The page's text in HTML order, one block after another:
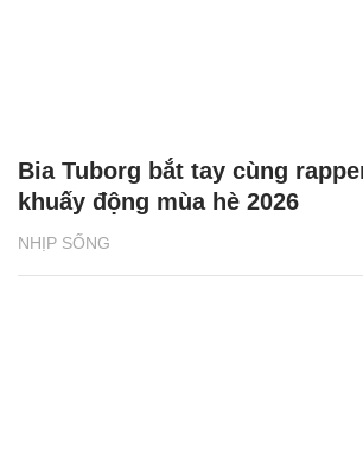
NHỊP SỐNG
Bia Tuborg bắt tay cùng
khuấy động mùa hè 2026